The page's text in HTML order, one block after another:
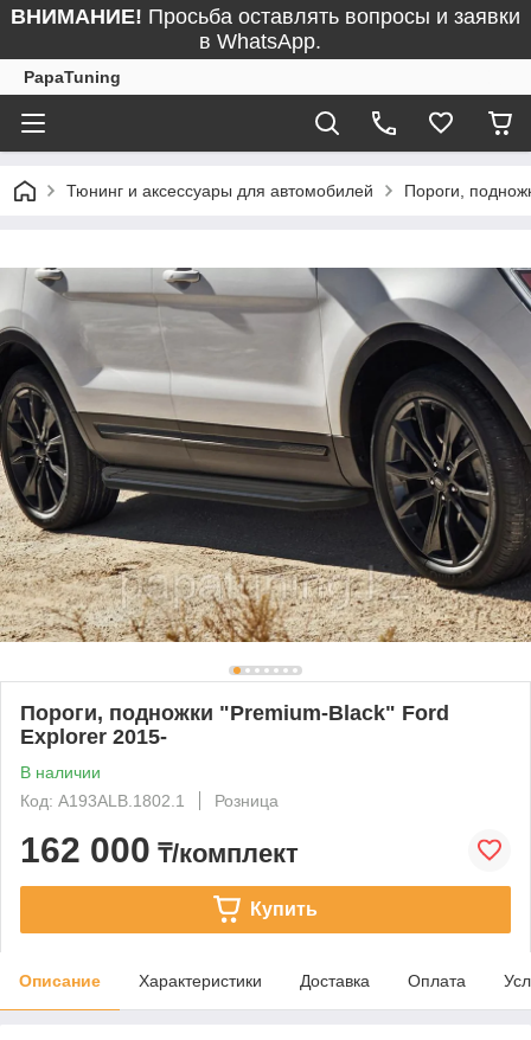
ВНИМАНИЕ! Просьба оставлять вопросы и заявки
в WhatsApp.
PapaTuning
Тюнинг и аксессуары для автомобилей Пороги,
Пороги, подножки "Premium-Black" Ford
Explorer 2015-
В наличии
Код: A193ALB.1802.1
Розница
162 000 ₸/комплект
Купить
Описание Характеристики Доставка Оплата